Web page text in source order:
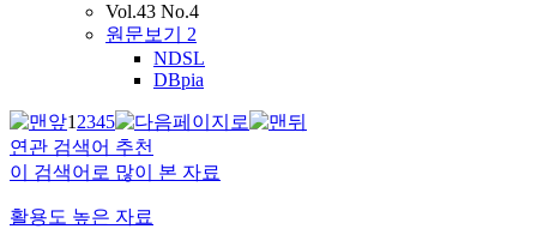
Vol.43 No.4
원문보기 2
NDSL
DBpia
12345
연관 검색어 추천
이 검색어로 많이 본 자료
활용도 높은 자료